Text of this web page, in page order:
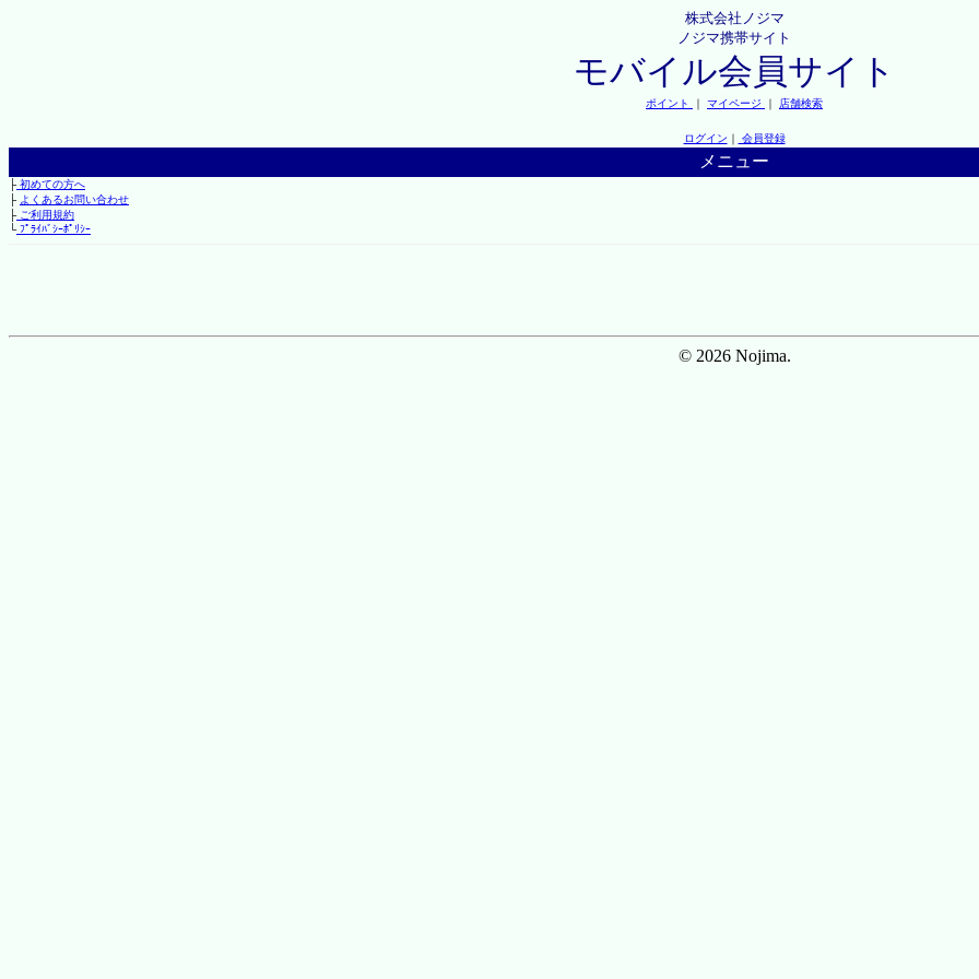
株式会社ノジマ
ノジマ携帯サイト
モバイル会員サイト
ポイント ｜ マイページ ｜ 店舗検索
ログイン ｜ 会員登録
メニュー
├初めての方へ
├ よくあるお問い合わせ
├ご利用規約
└ﾌﾟﾗｲﾊﾞｼｰﾎﾟﾘｼｰ
© 2026 Nojima.